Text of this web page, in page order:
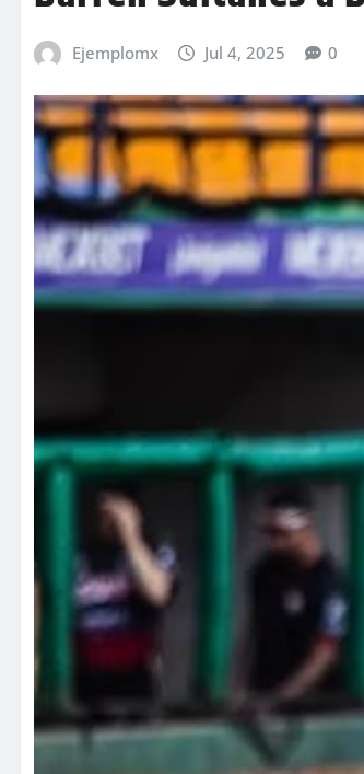
Ejemplomx Jul 4, 2025 0